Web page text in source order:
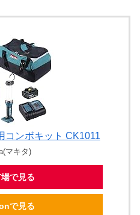
コンボキット CK1011
マキタ)
で見る
で見る